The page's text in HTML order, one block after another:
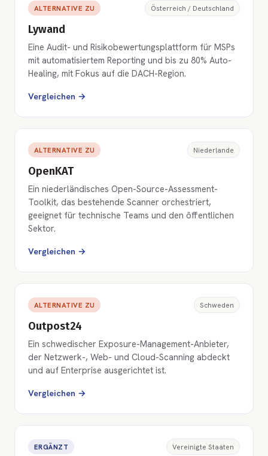
ALTERNATIVE ZU Österreich / Deutschland
Lywand
Eine Audit- und Risikobewertungsplattform für MSPs
mit automatisiertem Reporting und bis zu 80% Auto-
Healing, mit Fokus auf die DACH-Region.
Vergleichen →
ALTERNATIVE ZU Niederlande
OpenKAT
Ein niederländisches Open-Source-Assessment-
Toolkit, das bestehende Scanner orchestriert,
geeignet für technische Teams und den öffentlichen
Sektor.
Vergleichen →
ALTERNATIVE ZU Schweden
Outpost24
Ein schwedischer Exposure-Management-Anbieter,
der Netzwerk-, Web- und Cloud-Scanning abdeckt
und auf Enterprise ausgerichtet ist.
Vergleichen →
ERGÄNZT Vereinigte Staaten